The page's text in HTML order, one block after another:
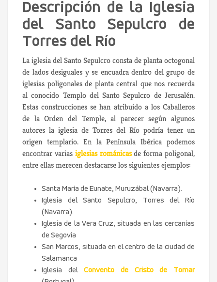
Descripción de la Iglesia
del Santo Sepulcro de
Torres del Río
La iglesia del Santo Sepulcro consta de planta octogonal
de lados desiguales y se encuadra dentro del grupo de
iglesias poligonales de planta central que nos recuerda
al conocido Templo del Santo Sepulcro de Jerusalén.
Estas construcciones se han atribuido a los Caballeros
de la Orden del Temple, al parecer según algunos
autores la iglesia de Torres del Río podría tener un
origen templario. En la Península Ibérica podemos
encontrar varias iglesias románicasde forma poligonal,
entre ellas merecen destacarse los siguientes ejemplos:
Santa María de Eunate, Muruzábal (Navarra).
Iglesia del Santo Sepulcro, Torres del Río
(Navarra).
Iglesia de la Vera Cruz, situada en las cercanías
de Segovia
San Marcos, situada en el centro de la ciudad de
Salamanca
Iglesia delConvento de Cristo de Tomar